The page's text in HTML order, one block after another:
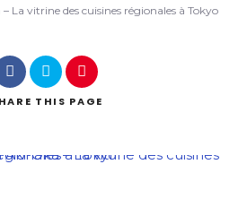
La vitrine des cuisines régionales à Tokyo
THIS PAGE